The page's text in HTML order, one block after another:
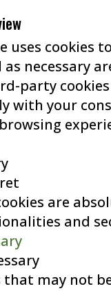
uses cookies
as necessary
party
with your
are
and
that may not